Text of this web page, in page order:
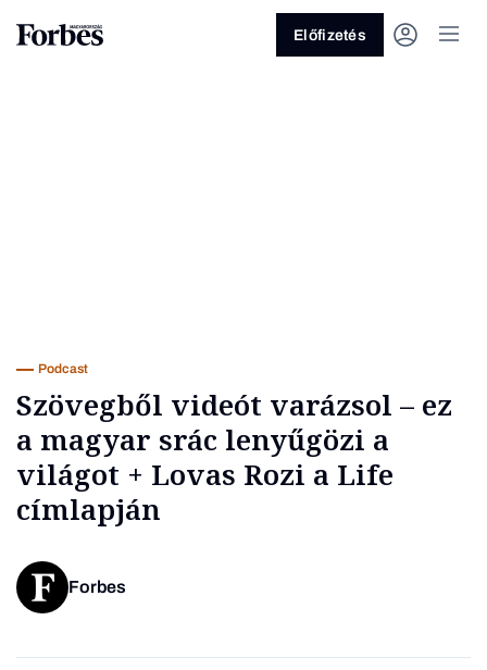
Előfizetés
Podcast
Szövegből videót varázsol – ez
a magyar srác lenyűgözi a
világot + Lovas Rozi a Life
címlapján
Forbes